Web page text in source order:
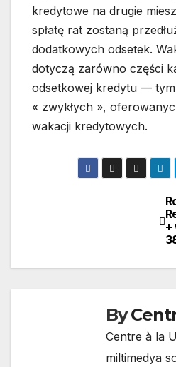
kredytowe na drugie
spłatę rat zostaną
dodatkowych odsetek.
dotyczą zarówno części
odsetkowej kredytu —
« zwykłych »,
wakacji kredytowych.
l'article
+
By
Centre à la
miltimedya